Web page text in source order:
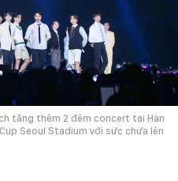
tăng thêm 2 đêm concert tại Hàn
Seoul Stadium với sức chứa lên